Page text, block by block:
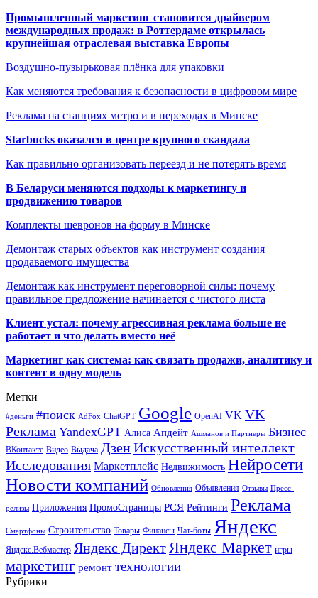
Промышленный маркетинг становится драйвером
международных продаж: в Роттердаме открылась
крупнейшая отраслевая выставка Европы
Воздушно-пузырьковая плёнка для упаковки
Как меняются требования к безопасности в цифровом мире
Реклама на станциях метро и в переходах в Минске
Starbucks оказался в центре крупного скандала
Как правильно организовать переезд и не потерять время
В Беларуси меняются подходы к маркетингу и
продвижению товаров
Комплекты шевронов на форму в Минске
Демонтаж старых объектов как инструмент создания
продаваемого имущества
Демонтаж как инструмент переговорной силы: почему
правильное предложение начинается с чистого листа
Клиент устал: почему агрессивная реклама больше не
работает и что делать вместо неё
Маркетинг как система: как связать продажи, аналитику и
контент в одну модель
Метки
#деньги #поиск AdFox ChatGPT Google OpenAI VK VK
Реклама YandexGPT Алиса Апдейт Ашманов и Партнеры Бизнес
ВКонтакте Видео Выдача ДзенИскусственный интеллект
Исследования Маркетплейс Недвижимость Нейросети
Новости компаний Обновления Объявления Отзывы Пресс-
релизы Приложения ПромоСтраницы РСЯ Рейтинги Реклама
Смартфоны Строительство Товары Финансы Чат-боты Яндекс
Яндекс.Вебмастер Яндекс Директ Яндекс Маркет игры
маркетинг ремонт технологии
Рубрики